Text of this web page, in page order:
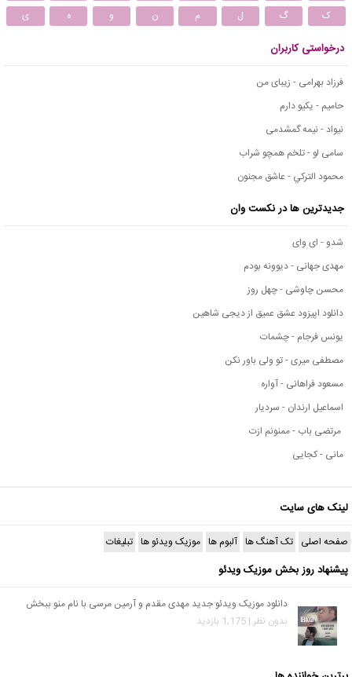
ک
گ ل م ن و ه ی
درخواستی کاربران
فرزاد بهرامی - زیبای من
حامیم - یکیو دارم
نیواد - نیمه گمشدمی
سامی لو - تلخم همچو شراب
محمود التركي - عاشق مجنون
جدیدترین ها در نکست وان
شدو - ای وای
مهدی جهانی - دیوونه بودم
محسن چاوشی - چهل روز
دانلود اپیزود عشق عمیق از دیجی شاهین
یونس فرجام - چشمات
مصطفی میری - تو ولی باور نکن
مسعود فراهانی - آواره
اسماعیل ارندان - سردیار
مرتضی باب - ممنونم ازت
مانی - کجایی
لینک های سایت
صفحه اصلی تک آهنگ ها آلبوم ها موزیک ویدئو ها تبلیغات
پیشنهاد روز بخش موزیک ویدئو
دانلود موزیک ویدئو جدید مهدی مقدم و آرمین مرسی با نام منو ببخش
بدون نظر | 1,175 بازدید